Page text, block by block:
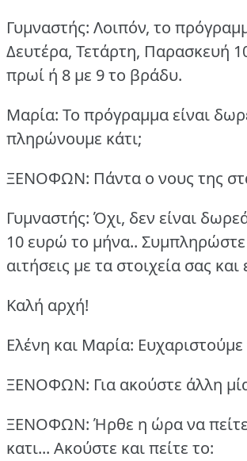
Γυμναστής: Λοιπόν, το
Δευτέρα, Τετάρτη, Παρασκευή
πρωί ή 8 με 9 το βράδυ.
Μαρία: Το πρόγραμμα είναι
πληρώνουμε κάτι;
ΞΕΝΟΦΩΝ: Πάντα ο νους της
Γυμναστής: Όχι, δεν είναι
10 ευρώ το μήνα.. Συμπληρώστε
αιτήσεις με τα στοιχεία σας
Καλή αρχή!
Ελένη και Μαρία:
ΞΕΝΟΦΩΝ: Για ακούστε άλλη
ΞΕΝΟΦΩΝ: Ήρθε η ώρα να πείτε
κατι... Ακούστε και πείτε το: